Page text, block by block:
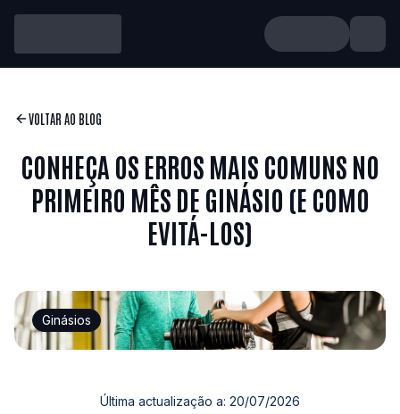
VOLTAR AO BLOG
CONHEÇA OS ERROS MAIS COMUNS NO
PRIMEIRO MÊS DE GINÁSIO (E COMO
EVITÁ-LOS)
Ginásios
Última actualização a: 20/07/2026